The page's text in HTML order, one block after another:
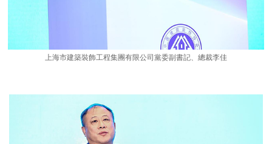
上海市建築裝飾工程集團有限公司黨委副書記、總裁李佳